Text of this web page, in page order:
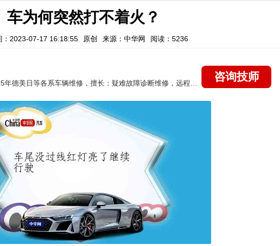
车为何突然打不着火？
：2023-07-17 16:18:55 原创 来源：中华网 阅读：5236
咨询技师